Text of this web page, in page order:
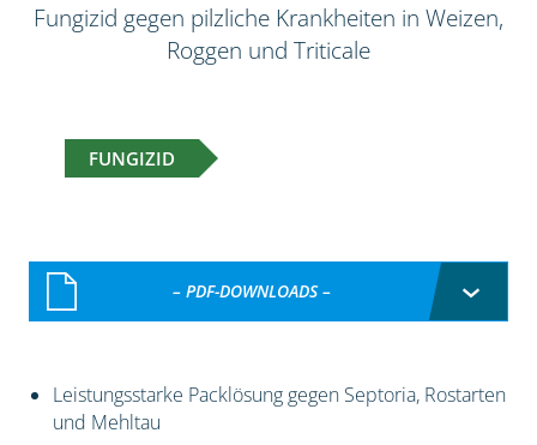
Fungizid gegen pilzliche Krankheiten in Weizen,
Roggen und Triticale
FUNGIZID
– PDF-DOWNLOADS –
Leistungsstarke Packlösung gegen Septoria, Rostarten
und Mehltau